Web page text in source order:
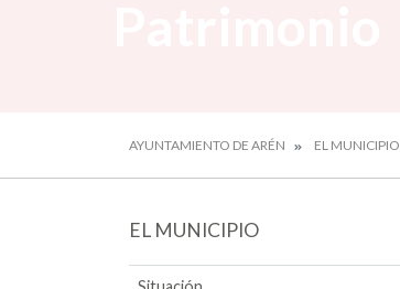
AYUNTAMIENTO DE ARÉN EL MUNICIPIO
EL MUNICIPIO